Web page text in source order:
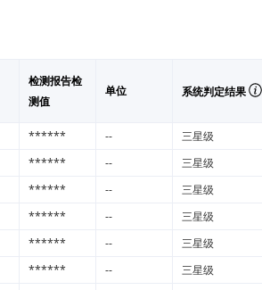
检测报告检
测值
单位 系统判定结果
****** --
三星级
****** -- 三星级
****** --
三星级
****** --
三星级
****** -- 三星级
****** --
三星级